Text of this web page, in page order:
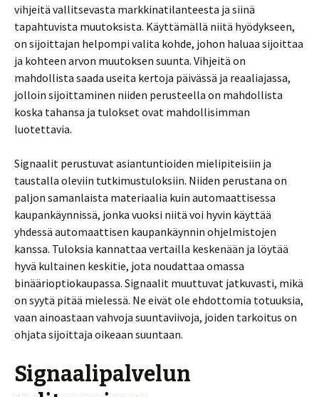
vihjeitä vallitsevasta markkinatilanteesta ja siinä
tapahtuvista muutoksista. Käyttämällä niitä hyödykseen,
on sijoittajan helpompi valita kohde, johon haluaa sijoittaa
ja kohteen arvon muutoksen suunta. Vihjeitä on
mahdollista saada useita kertoja päivässä ja reaaliajassa,
jolloin sijoittaminen niiden perusteella on mahdollista
koska tahansa ja tulokset ovat mahdollisimman
luotettavia.
Signaalit perustuvat asiantuntioiden mielipiteisiin ja
taustalla oleviin tutkimustuloksiin. Niiden perustana on
paljon samanlaista materiaalia kuin automaattisessa
kaupankäynnissä, jonka vuoksi niitä voi hyvin käyttää
yhdessä automaattisen kaupankäynnin ohjelmistojen
kanssa. Tuloksia kannattaa vertailla keskenään ja löytää
hyvä kultainen keskitie, jota noudattaa omassa
binäärioptiokaupassa. Signaalit muuttuvat jatkuvasti, mikä
on syytä pitää mielessä. Ne eivät ole ehdottomia totuuksia,
vaan ainoastaan vahvoja suuntaviivoja, joiden tarkoitus on
ohjata sijoittaja oikeaan suuntaan.
Signaalipalvelun